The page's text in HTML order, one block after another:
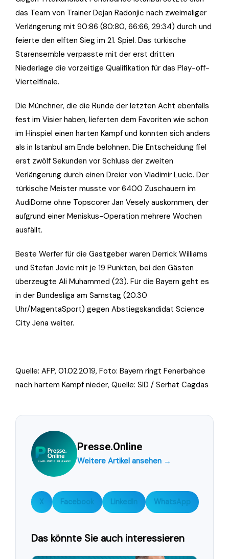
das Team von Trainer Dejan Radonjic nach zweimaliger
Verlängerung mit 90:86 (80:80, 66:66, 29:34) durch und
feierte den elften Sieg im 21. Spiel. Das türkische
Starensemble verpasste mit der erst dritten
Niederlage die vorzeitige Qualifikation für das Play-off-
Viertelfinale.
Die Münchner, die die Runde der letzten Acht ebenfalls
fest im Visier haben, lieferten dem Favoriten wie schon
im Hinspiel einen harten Kampf und konnten sich anders
als in Istanbul am Ende belohnen. Die Entscheidung fiel
erst zwölf Sekunden vor Schluss der zweiten
Verlängerung durch einen Dreier von Vladimir Lucic. Der
türkische Meister musste vor 6400 Zuschauern im
AudiDome ohne Topscorer Jan Vesely auskommen, der
aufgrund einer Meniskus-Operation mehrere Wochen
ausfällt.
Beste Werfer für die Gastgeber waren Derrick Williams
und Stefan Jovic mit je 19 Punkten, bei den Gästen
überzeugte Ali Muhammed (23). Für die Bayern geht es
in der Bundesliga am Samstag (20.30
Uhr/MagentaSport) gegen Abstiegskandidat Science
City Jena weiter.
Quelle: AFP, 01.02.2019, Foto: Bayern ringt Fenerbahce
nach hartem Kampf nieder, Quelle: SID / Serhat Cagdas
Presse.Online
Weitere Artikel ansehen →
X Facebook LinkedIn WhatsApp
Das könnte Sie auch interessieren